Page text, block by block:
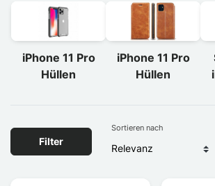
iPhone 11 Pro
Hüllen
iPhone 11 Pro
Hüllen
Filter
Sortieren nach